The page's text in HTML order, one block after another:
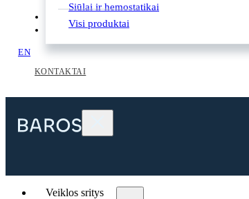
Siūlai ir hemostatikai
Visi produktai
APIE MUS
EN
KONTAKTAI
Veiklos sritys